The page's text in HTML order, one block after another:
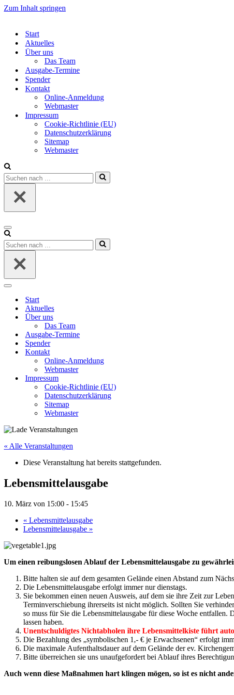
Zum Inhalt springen
Start
Aktuelles
Über uns
Das Team
Ausgabe-Termine
Spender
Kontakt
Online-Anmeldung
Webmaster
Impressum
Cookie-Richtlinie (EU)
Datenschutzerklärung
Sitemap
Webmaster
Suchen
nach …
Navigationsmenü
Suchen
nach …
Navigationsmenü
Start
Aktuelles
Über uns
Das Team
Ausgabe-Termine
Spender
Kontakt
Online-Anmeldung
Webmaster
Impressum
Cookie-Richtlinie (EU)
Datenschutzerklärung
Sitemap
Webmaster
« Alle Veranstaltungen
Diese Veranstaltung hat bereits stattgefunden.
Lebensmittelausgabe
10. März von 15:00 - 15:45
« Lebensmittelausgabe
Lebensmittelausgabe »
Um einen reibungslosen Ablauf der Lebensmittelausgabe zu
Bitte halten sie auf dem gesamten Gelände einen Abstand zum
Die Lebensmittelausgabe erfolgt immer nur dienstags.
Sie bekommen einen neuen Ausweis, auf dem sie ihre Zeit zur
Terminverschiebung ihrerseits ist nicht möglich. Sollten Sie
so muss für Sie die Lebensmittelausgabe für diese Woche
lassen haben.
Unentschuldigtes Nichtabholen ihre Lebensmittelkiste führt
Die Bezahlung des „symbolischen 1,- € je Erwachsenen“ erfolgt
Die maximale Aufenthaltsdauer auf dem Gelände der ev.
Bitte überreichen sie uns unaufgefordert bei Ablauf ihres
Auch wenn diese Maßnahmen hart klingen mögen, so ist es nicht